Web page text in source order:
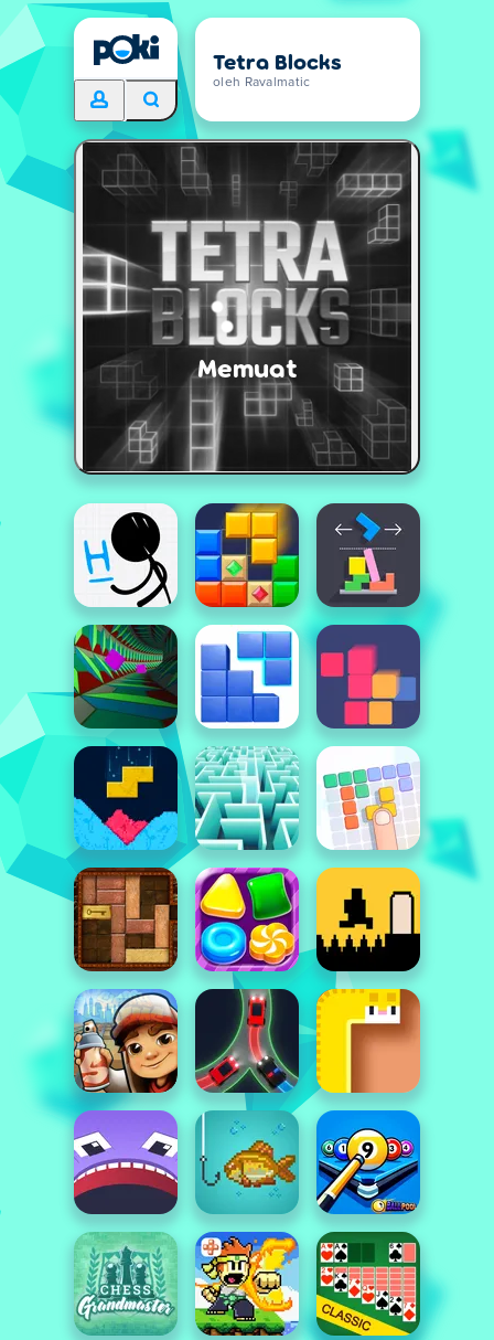
Tetra Blocks
oleh Ravalmatic
Memuat